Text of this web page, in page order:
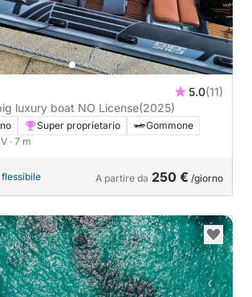
5.0(11)
luxury boat NO License(2025)
Super proprietario
Gommone
· 7 m
A partire da 250 € /giorno